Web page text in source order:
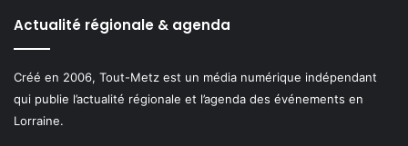
Actualité régionale & agenda
Créé en 2006, Tout-Metz est un média numérique indépendant
qui publie l’actualité régionale et l’agenda des événements en
Lorraine.